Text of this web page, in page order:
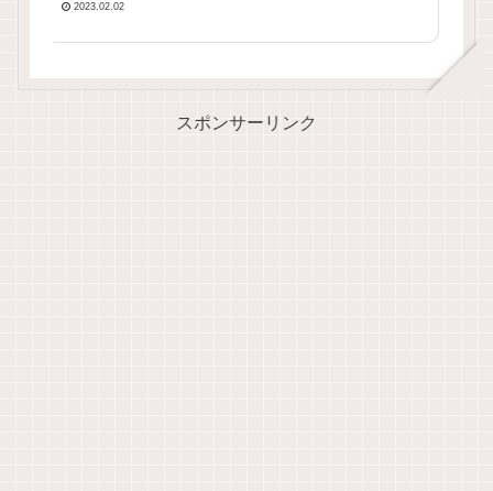
2023.02.02
スポンサーリンク